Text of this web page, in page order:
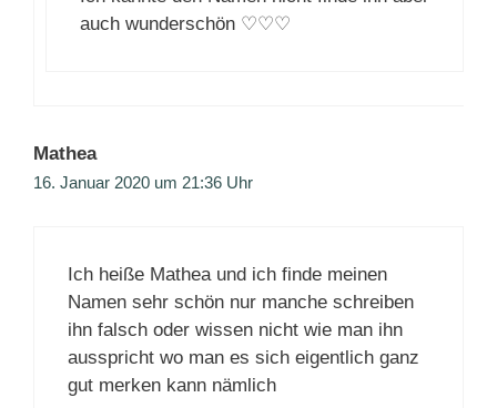
auch wunderschön ♡♡♡
Mathea
16. Januar 2020 um 21:36 Uhr
Ich heiße Mathea und ich finde meinen
Namen sehr schön nur manche schreiben
ihn falsch oder wissen nicht wie man ihn
ausspricht wo man es sich eigentlich ganz
gut merken kann nämlich